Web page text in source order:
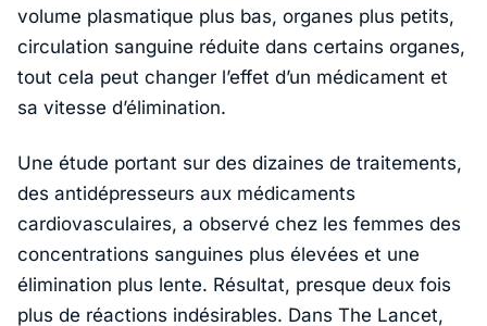
volume plasmatique plus bas, organes plus petits,
circulation sanguine réduite dans certains organes,
tout cela peut changer l’effet d’un médicament et
sa vitesse d’élimination.
Une étude portant sur des dizaines de traitements,
des antidépresseurs aux médicaments
cardiovasculaires, a observé chez les femmes des
concentrations sanguines plus élevées et une
élimination plus lente. Résultat, presque deux fois
plus de réactions indésirables. Dans The Lancet,